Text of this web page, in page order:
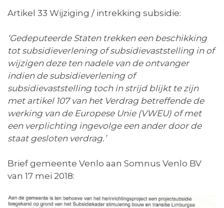
Artikel 33 Wijziging / intrekking subsidie:
‘Gedeputeerde Staten trekken een beschikking
tot subsidieverlening of subsidievaststelling in of
wijzigen deze ten nadele van de ontvanger
indien de subsidieverlening of
subsidievaststelling toch in strijd blijkt te zijn
met artikel 107 van het Verdrag betreffende de
werking van de Europese Unie (VWEU) of met
een verplichting ingevolge een ander door de
staat gesloten verdrag.’
Brief gemeente Venlo aan Somnus Venlo BV
van 17 mei 2018: